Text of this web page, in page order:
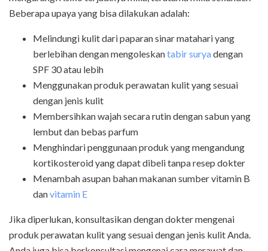
Beberapa upaya yang bisa dilakukan adalah:
Melindungi kulit dari paparan sinar matahari yang
berlebihan dengan mengoleskantabir suryadengan
SPF 30 atau lebih
Menggunakan produk perawatan kulit yang sesuai
dengan jenis kulit
Membersihkan wajah secara rutin dengan sabun yang
lembut dan bebas parfum
Menghindari penggunaan produk yang mengandung
kortikosteroid yang dapat dibeli tanpa resep dokter
Menambah asupan bahan makanan sumber vitamin B
danvitamin E
Jika diperlukan, konsultasikan dengan dokter mengenai
produk perawatan kulit yang sesuai dengan jenis kulit Anda.